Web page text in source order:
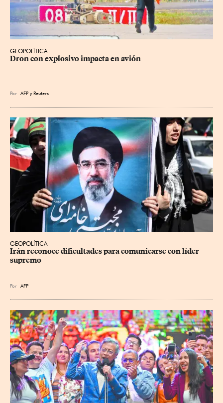
GEOPOLÍTICA
Dron con explosivo impacta en avión
Por AFP yReuters
GEOPOLÍTICA
Irán reconoce dificultades para comunicarse con líder
supremo
Por AFP